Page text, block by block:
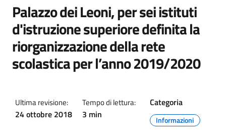
Palazzo dei Leoni, per sei istituti
d'istruzione superiore definita la
riorganizzazione della rete
scolastica per l’anno 2019/2020
Ultima revisione:
24 ottobre 2018
Tempo di lettura:
3 min
Categoria
Informazioni